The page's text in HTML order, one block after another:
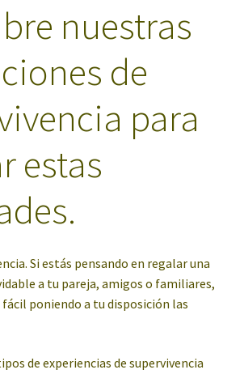
nuestras
de
para
estas
Si estás pensando en regalar una
a tu pareja, amigos o familiares,
poniendo a tu disposición las
de experiencias de supervivencia